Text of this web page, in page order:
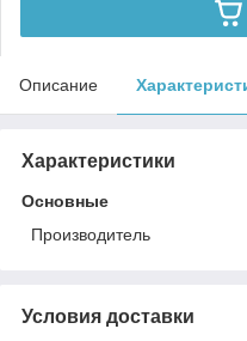
Описание
Характеристики
Основные
Производитель
Условия доставки